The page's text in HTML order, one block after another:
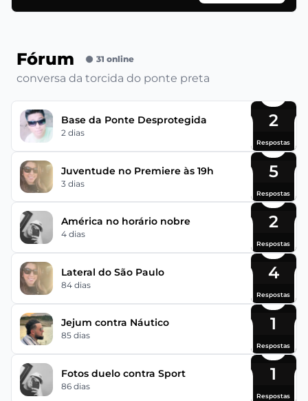
Fórum 31 online
conversa da torcida do ponte preta
Base da Ponte Desprotegida
2 dias
2
Respostas
Juventude no Premiere às 19h
3 dias
5
Respostas
América no horário nobre
4 dias
2
Respostas
Lateral do São Paulo
84 dias
4
Respostas
Jejum contra Náutico
85 dias
1
Respostas
Fotos duelo contra Sport
86 dias
1
Respostas